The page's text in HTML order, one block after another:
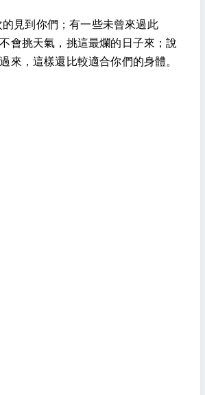
見到你們；有一些未曾來過此
會挑天氣，挑這最爛的日子來；說
來，這樣還比較適合你們的身體。